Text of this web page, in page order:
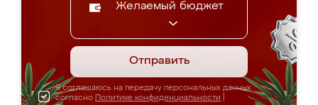
Желаемый бюджет
Отправить
Я соглашаюсь на передачу персональных данных
согласно Политике конфиденциальности